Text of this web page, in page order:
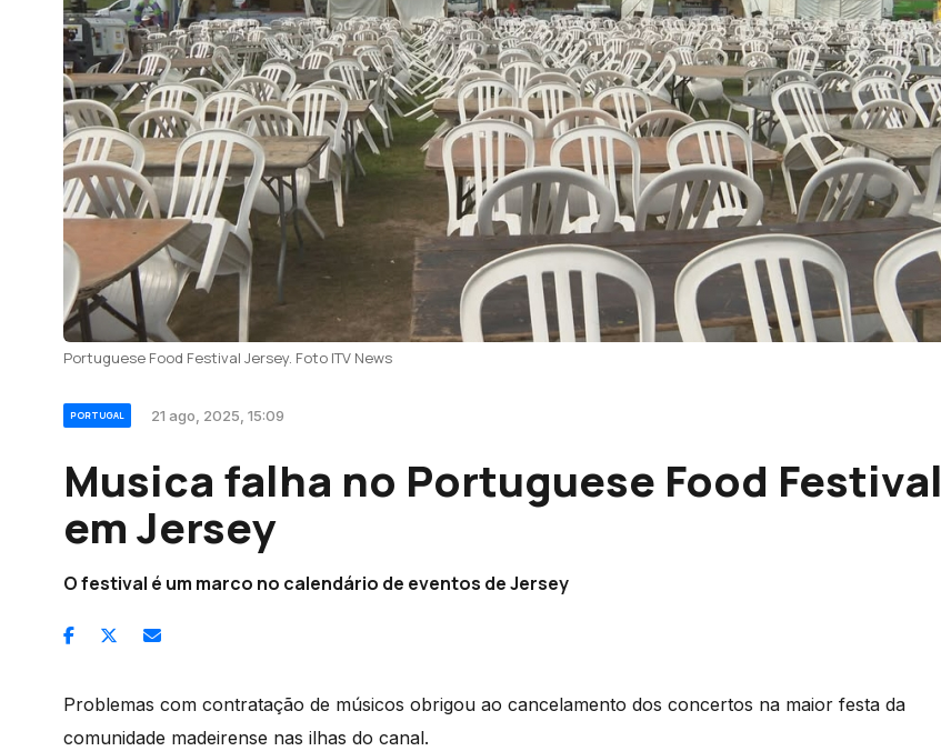
Portuguese Food Festival Jersey. Foto ITV News
PORTUGAL 21 ago, 2025, 15:09
Musica falha no Portuguese Food Festival
em Jersey
O festival é um marco no calendário de eventos de Jersey
Problemas com contratação de músicos obrigou ao cancelamento dos concertos na maior festa da
comunidade madeirense nas ilhas do canal.